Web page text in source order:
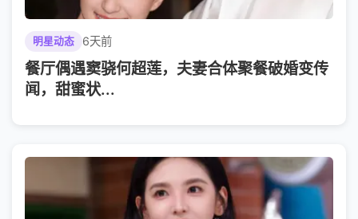
明星动态 6天前
餐厅偶遇窦骁何超莲，夫妻合体聚餐破婚变传
闻，甜蜜状...